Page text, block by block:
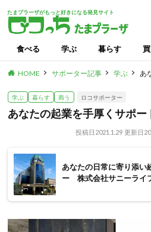
たまプラーザがもっと好きになる発見サイト
食べる 学ぶ 暮らす
HOME サポーター記事 学ぶ あ
学ぶ 暮らす 商う ロコサポーター
あなたの起業を手厚くサポ
投稿日 2021.1.29 更新日
あなたの日常に寄り添い
ー 株式会社サニーライ